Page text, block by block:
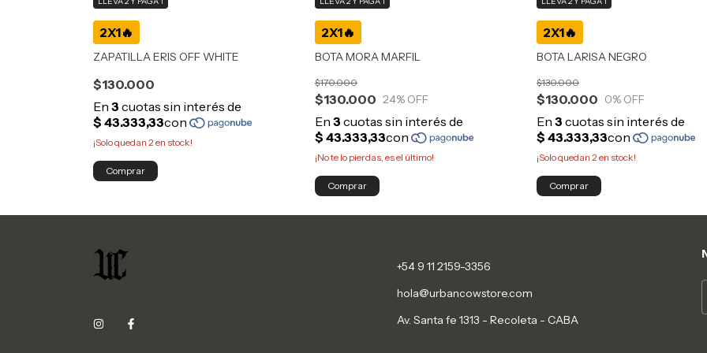
ZAPATILLA ERIS OFF WHITE
$130.000
¡Solo quedan 2en stock!
Comprar
BOTA MORA MARFIL
$130.000
$170.000
24% OFF
¡No te lo pierdas, es el último!
Comprar
BOTA LARISA NEGRO
$130.000
$130.000
0% OFF
¡Solo quedan 2en stock!
Comprar
+54 9 11 2159-3356
hola@urbancowstore.com
Av. Santa fe 1313 - Recoleta - CABA